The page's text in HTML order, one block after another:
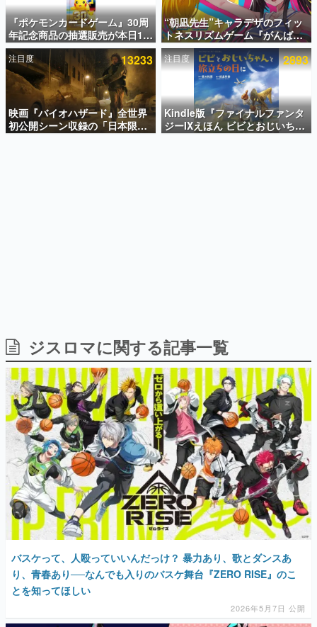
アプリセール情報
インタビュー
連載・特集一覧
殿堂入り記事
SNS拡散数が数千以上！ ページビュー数万以上！ などな
ど。多くの人々に読まれた、電ファミ渾身の“殿堂入り”記
事をまとめました。
日本のコンテンツ産業やカルチャーに与えた影響を探る企
画です。
日本モバイルゲーム産業史
日本のモバイルゲーム史における主要なトピック・タイト
ルを網羅するほか、開発者へのインタビューや識者による
解説を掲載。約20年の歴史が一望できる決定版！
若ゲのいたり〜ゲームクリエイターの青春〜
『うつヌケ』『ペンと箸』等で知られるマンガ家・田中圭
一先生によるゲーム業界レポートマンガです。
なんでゲームは面白い？
ゲーム開発者・hamatsu氏がゲームの魅力を画面や操作の
具体的な形から解き明かしていく、硬派で骨太な評論連載
です。
「経験値」「裏技」「ラスボス」… ゲームにまつわる言葉
の起源や用法の変遷を、コンピューター文化史研究家・タ
イニーP氏が徹底調査。
カテゴリ
『ポケモンカードゲーム』30周
年記念商品の抽選販売が本日12
時より開始。拡張パック「30th
CELEBRATION」のボックス
に、「プレミアムデッキセット
エーフィ・ブラッキー」
「FUTURISTIC BOX」の計3商
品
“朝凪先生”キャラデザのフィッ
トネスリズムゲーム『がんば
れ！チアリズム』Steamストア
ページが公開。キャラクターの
CVは陽向葵ゅかさん
注目度 13233
映画『バイオハザード』全世界
初公開シーン収録の「日本限
定」予告映像が解禁。バイオの
注目度 2893
Kindle版『ファイナルファンタ
ジーIXえほん ビビとおじいちゃ
んと旅立ちの日に』が半額の
ジスロマに関する記事一覧
バスケって、人殴っていいんだっけ？ 暴力あり、歌とダンスあ
り、青春あり──なんでも入りのバスケ舞台『ZERO RISE』のこ
とを知ってほしい
2026年5月7日 公開